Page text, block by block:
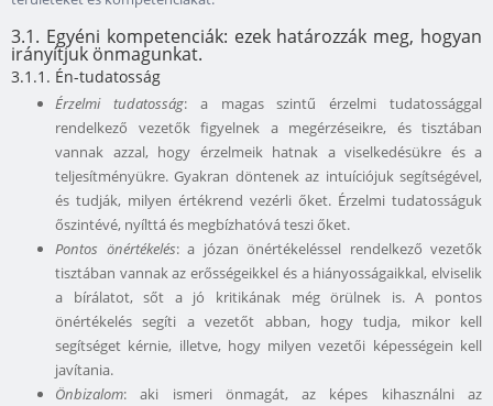
3.1. Egyéni kompetenciák: ezek határozzák meg, hogyan
irányítjuk önmagunkat.
3.1.1. Én-tudatosság
Érzelmi tudatosság: a magas szintű érzelmi tudatossággal
rendelkező vezetők figyelnek a megérzéseikre, és tisztában
vannak azzal, hogy érzelmeik hatnak a viselkedésükre és a
teljesítményükre. Gyakran döntenek az intuíciójuk segítségével,
és tudják, milyen értékrend vezérli őket. Érzelmi tudatosságuk
őszintévé, nyílttá és megbízhatóvá teszi őket.
Pontos önértékelés: a józan önértékeléssel rendelkező vezetők
tisztában vannak az erősségeikkel és a hiányosságaikkal, elviselik
a bírálatot, sőt a jó kritikának még örülnek is. A pontos
önértékelés segíti a vezetőt abban, hogy tudja, mikor kell
segítséget kérnie, illetve, hogy milyen vezetői képességein kell
javítania.
Önbizalom: aki ismeri önmagát, az képes kihasználni az